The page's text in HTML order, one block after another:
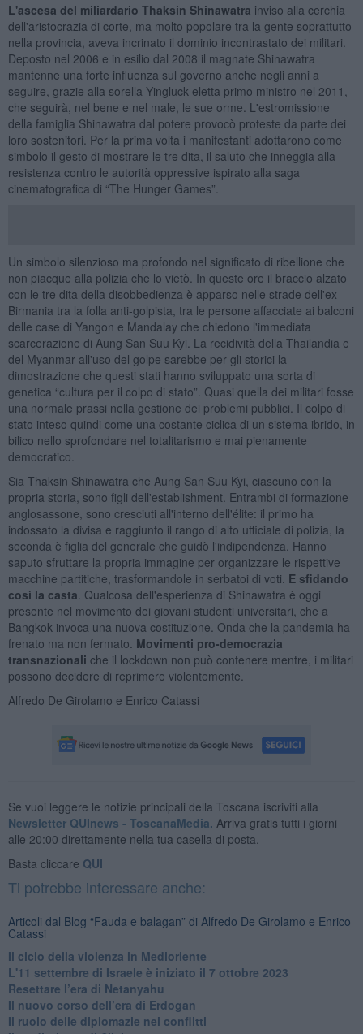
L'ascesa del miliardario Thaksin Shinawatra inviso alla cerchia
dell'aristocrazia di corte, ma molto popolare tra la gente soprattutto
nella provincia, aveva incrinato il dominio incontrastato dei militari.
Deposto nel 2006 e in esilio dal 2008 il magnate Shinawatra
mantenne una forte influenza sul governo anche negli anni a
seguire, grazie alla sorella Yingluck eletta primo ministro nel 2011,
che seguirà, nel bene e nel male, le sue orme. L'estromissione
della famiglia Shinawatra dal potere provocò proteste da parte dei
loro sostenitori. Per la prima volta i manifestanti adottarono come
simbolo il gesto di mostrare le tre dita, il saluto che inneggia alla
resistenza contro le autorità oppressive ispirato alla saga
cinematografica di “The Hunger Games”.
Un simbolo silenzioso ma profondo nel significato di ribellione che
non piacque alla polizia che lo vietò. In queste ore il braccio alzato
con le tre dita della disobbedienza è apparso nelle strade dell'ex
Birmania tra la folla anti-golpista, tra le persone affacciate ai balconi
delle case di Yangon e Mandalay che chiedono l'immediata
scarcerazione di Aung San Suu Kyi. La recidività della Thailandia e
del Myanmar all'uso del golpe sarebbe per gli storici la
dimostrazione che questi stati hanno sviluppato una sorta di
genetica “cultura per il colpo di stato”. Quasi quella dei militari fosse
una normale prassi nella gestione dei problemi pubblici. Il colpo di
stato inteso quindi come una costante ciclica di un sistema ibrido, in
bilico nello sprofondare nel totalitarismo e mai pienamente
democratico.
Sia Thaksin Shinawatra che Aung San Suu Kyi, ciascuno con la
propria storia, sono figli dell'establishment. Entrambi di formazione
anglosassone, sono cresciuti all'interno dell'élite: il primo ha
indossato la divisa e raggiunto il rango di alto ufficiale di polizia, la
seconda è figlia del generale che guidò l'indipendenza. Hanno
saputo sfruttare la propria immagine per organizzare le rispettive
macchine partitiche, trasformandole in serbatoi di voti. E sfidando
così la casta . Qualcosa dell'esperienza di Shinawatra è oggi
presente nel movimento dei giovani studenti universitari, che a
Bangkok invoca una nuova costituzione. Onda che la pandemia ha
frenato ma non fermato. Movimenti pro-democrazia
transnazionali che il lockdown non può contenere mentre, i militari
possono decidere di reprimere violentemente.
Alfredo De Girolamo e Enrico Catassi
Se vuoi leggere le notizie principali della Toscana iscriviti alla
Newsletter QUInews - ToscanaMedia. Arriva gratis tutti i giorni
alle 20:00 direttamente nella tua casella di posta.
Basta cliccare QUI
Ti potrebbe interessare anche:
Articoli dal Blog “Fauda e balagan” di Alfredo De Girolamo e Enrico
Catassi
Il ciclo della violenza in Medioriente
L'11 settembre di Israele è iniziato il 7 ottobre 2023
Resettare l’era di Netanyahu
​Il nuovo corso dell’era di Erdogan
Il ruolo delle diplomazie nei conflitti